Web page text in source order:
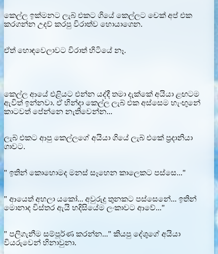
කෙල්ල ඉක්මනට ලැබ් එකට ගියේ කෙල්ලට චෙක් අප් එක
කරගන්න උදව් කරපු විරාත්ව හොයාගෙන.
ඒත් හොඳවෙලාවට විරාත් හිටියේ නෑ.
කෙල්ල ආයේ එළියට එන්න යද්දී තමා දැක්කේ අයියා ළඟටම
ඇවිත් ඉන්නවා. ඒ හින්දා කෙල්ල ලැබ් එක අස්සෙම හැංඟුනේ
කාටවත් පේන්නෙ නැතිවෙන්න...
ලැබ් එකට ආපු කෙල්ලගේ අයියා ගියේ ලැබ් එකේ ප්‍රදානියා
ගාවට.
" ඉතින් කොහොමද මනස් සෑහෙන කාලෙකට පස්සෙ..."
" ආයෙත් අහලා යකෝ... අවුරුදු තුනකට පස්සෙනේ... ඉතින්
මොනාද විස්තර ඇයි හදිසියේම ලංකාවට ආවේ..."
" පලිගැනීම සම්පූර්ණ කරන්න..." කියපු දේශුගේ අයියා
වියරුවෙන් හිනාවුනා.